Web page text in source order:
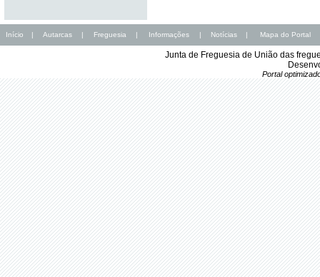
Início | Autarcas | Freguesia | Informações | Notícias | Mapa do Portal
Junta de Freguesia de União das
Portal